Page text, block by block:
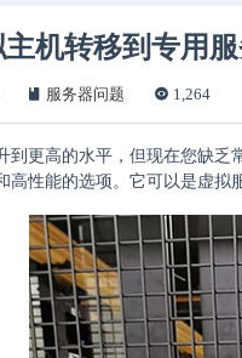
机转移到专用
服务器问题 1,264
到更高的水平，但现在您缺
性能的选项。它可以是虚拟